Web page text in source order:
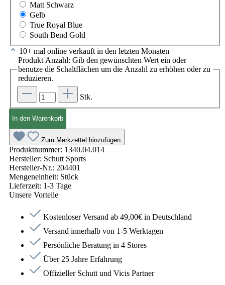
Matt Schwarz
Gelb
True Royal Blue
South Bend Gold
10+ mal online verkauft in den letzten Monaten
Produkt Anzahl: Gib den gewünschten Wert ein oder
benutze die Schaltflächen um die Anzahl zu erhöhen oder zu
reduzieren.
Stk.
In den Warenkorb
Zum Merkzettel hinzufügen
Produktnummer: 1340.04.014
Hersteller: Schutt Sports
Hersteller-Nr.: 204401
Mengeneinheit: Stück
Lieferzeit: 1-3 Tage
Unsere Vorteile
Kostenloser Versand ab 49,00€ in Deutschland
Versand innerhalb von 1-5 Werktagen
Persönliche Beratung in 4 Stores
Über 25 Jahre Erfahrung
Offizieller Schutt und Vicis Partner